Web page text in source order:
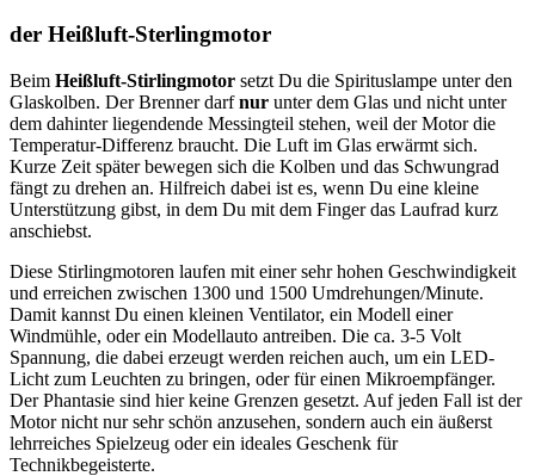
der Heißluft-Sterlingmotor
Beim Heißluft-Stirlingmotor setzt Du die Spirituslampe unter den
Glaskolben. Der Brenner darfnur unter dem Glas und nicht unter
dem dahinter liegendende Messingteil stehen, weil der Motor die
Temperatur-Differenz braucht. Die Luft im Glas erwärmt sich.
Kurze Zeit später bewegen sich die Kolben und das Schwungrad
fängt zu drehen an. Hilfreich dabei ist es, wenn Du eine kleine
Unterstützung gibst, in dem Du mit dem Finger das Laufrad kurz
anschiebst.
Diese Stirlingmotoren laufen mit einer sehr hohen Geschwindigkeit
und erreichen zwischen 1300 und 1500 Umdrehungen/Minute.
Damit kannst Du einen kleinen Ventilator, ein Modell einer
Windmühle, oder ein Modellauto antreiben. Die ca. 3-5 Volt
Spannung, die dabei erzeugt werden reichen auch, um ein LED-
Licht zum Leuchten zu bringen, oder für einen Mikroempfänger.
Der Phantasie sind hier keine Grenzen gesetzt. Auf jeden Fall ist der
Motor nicht nur sehr schön anzusehen, sondern auch ein äußerst
lehrreiches Spielzeug oder ein ideales Geschenk für
Technikbegeisterte.